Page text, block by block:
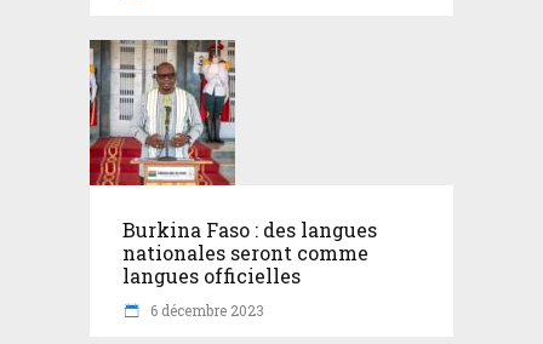
Burkina Faso : des langues
nationales seront comme
langues officielles
6 décembre 2023